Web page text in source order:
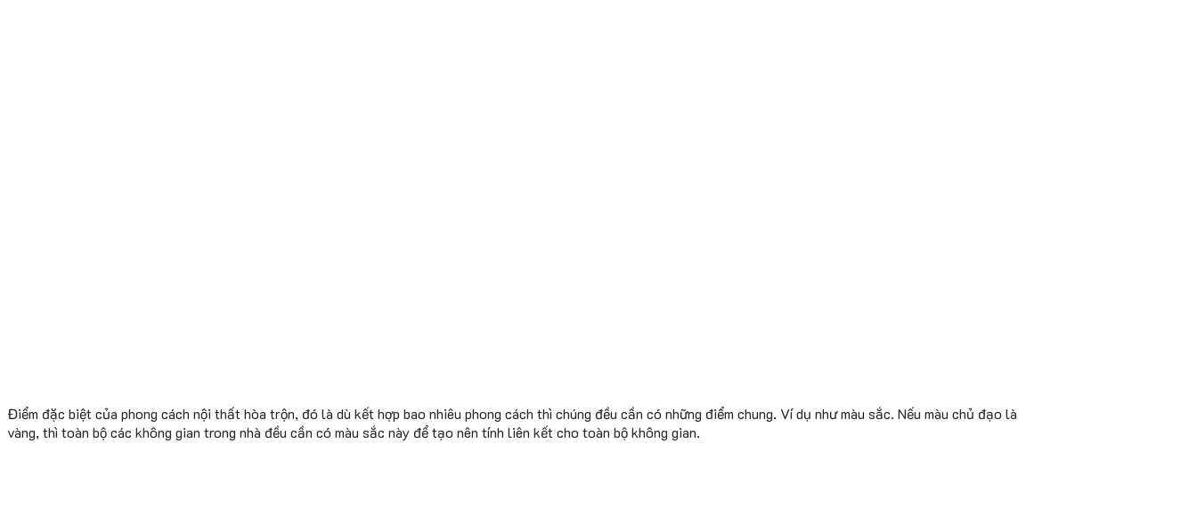
Điểm đặc biệt của phong cách nội thất hòa trộn, đó là dù kết hợp bao nhiêu phong cách thì chúng đều cần có những điểm chung. Ví dụ như màu sắc. Nếu màu chủ đạo là
vàng, thì toàn bộ các không gian trong nhà đều cần có màu sắc này để tạo nên tính liên kết cho toàn bộ không gian.